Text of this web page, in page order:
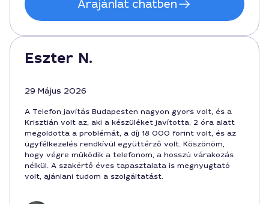
Árajánlat chatben
Eszter N.
29 Május 2026
A Telefon javítás Budapesten nagyon gyors volt, és a
Krisztián volt az, aki a készüléket javította. 2 óra alatt
megoldotta a problémát, a díj 18 000 forint volt, és az
ügyfélkezelés rendkívül együttérző volt. Köszönöm,
hogy végre működik a telefonom, a hosszú várakozás
nélkül. A szakértő éves tapasztalata is megnyugtató
volt, ajánlani tudom a szolgáltatást.